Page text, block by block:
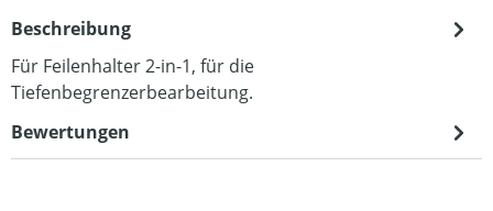
Beschreibung
Für Feilenhalter 2-in-1, für die
Tiefenbegrenzerbearbeitung.
Bewertungen